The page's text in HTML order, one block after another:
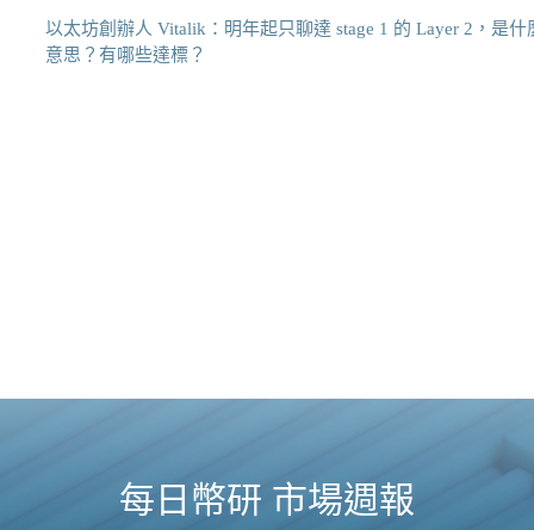
以太坊創辦人 Vitalik：明年起只聊達 stage 1 的 Layer 2，是什
意思？有哪些達標？
每日幣研 市場週報